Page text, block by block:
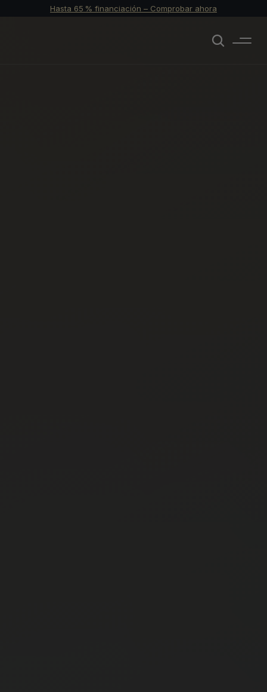
Hasta 65 % financiación – Comprobar ahora